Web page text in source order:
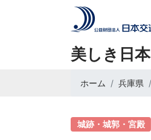
美しき日本
ホーム 兵庫県
城跡・城郭・宮殿